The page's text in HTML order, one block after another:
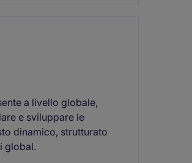
a livello globale,
e sviluppare le
dinamico, strutturato
global.